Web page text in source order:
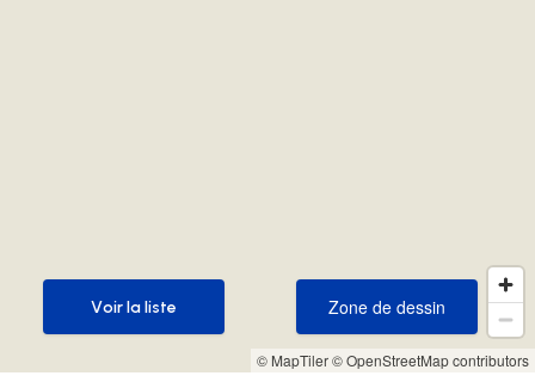
© MapTiler© OpenStreetMap contributors
Zone de dessin
Zone de dessin
Voir la liste
Voir la liste